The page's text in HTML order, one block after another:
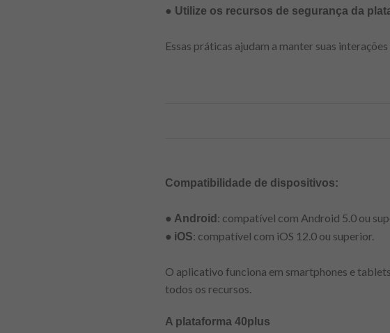
● Utilize os recursos de segurança da
Essas práticas ajudam a manter suas
Compatibilidade de dispositivos:
● Android : compatível com Android 5.0 ou
● iOS: compatível com iOS 12.0 ou superior.
O aplicativo funciona em smartphones e
todos os recursos.
A plataforma 40plus